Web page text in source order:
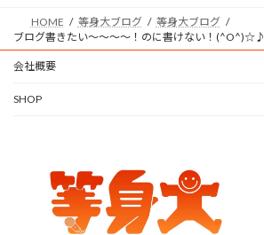
HOME 等身大ブログ
等身大ブログ
ブログ書きたい～～～～！のに書けない！(^O^)☆♪
会社概要
SHOP